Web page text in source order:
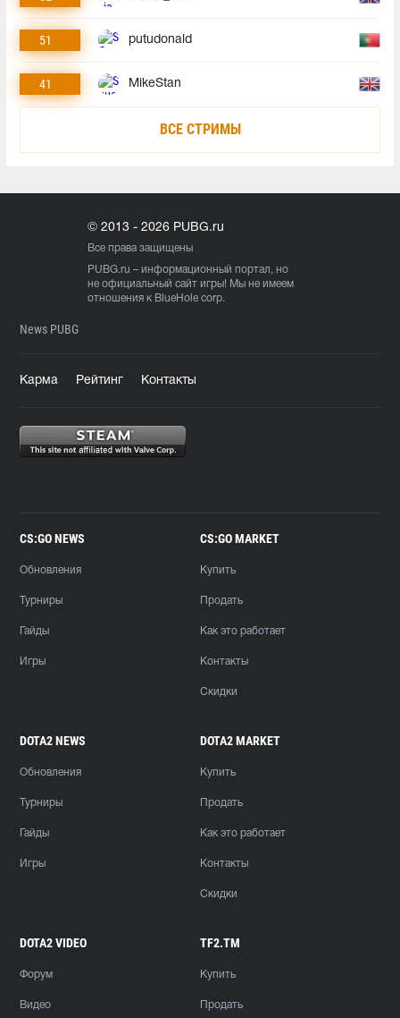
51 putudonald
41 MikeStan
ВСЕ СТРИМЫ
© 2013 - 2026 PUBG.ru
Все права защищены
PUBG.ru – информационный портал, но
не официальный сайт игры! Мы не имеем
отношения к BlueHole corp.
News PUBG
Карма Рейтинг Контакты
CS:GO NEWS
Обновления
Турниры
Гайды
Игры
CS:GO MARKET
Купить
Продать
Как это работает
Контакты
Скидки
DOTA2 NEWS
Обновления
Турниры
Гайды
Игры
DOTA2 MARKET
Купить
Продать
Как это работает
Контакты
Скидки
DOTA2 VIDEO
Форум
Видео
TF2.TM
Купить
Продать